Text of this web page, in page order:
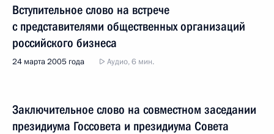
Вступительное слово на встрече
с представителями общественных организаций
российского бизнеса
24 марта 2005 года Аудио, 6 мин.
Заключительное слово на совместном заседании
президиума Госсовета и президиума Совета